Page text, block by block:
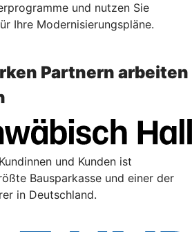
und nutzen Sie
Ihre Modernisierungspläne.
Partnern arbeiten
und Kunden ist
Bausparkasse und einer der
in Deutschland.